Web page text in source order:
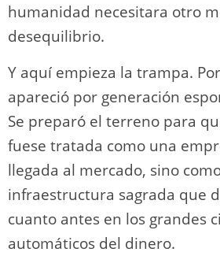
humanidad necesitara otro
desequilibrio.
Y aquí empieza la trampa.
apareció por generación
Se preparó el terreno para
fuese tratada como una
llegada al mercado, sino
infraestructura sagrada que
cuanto antes en los grandes
automáticos del dinero.